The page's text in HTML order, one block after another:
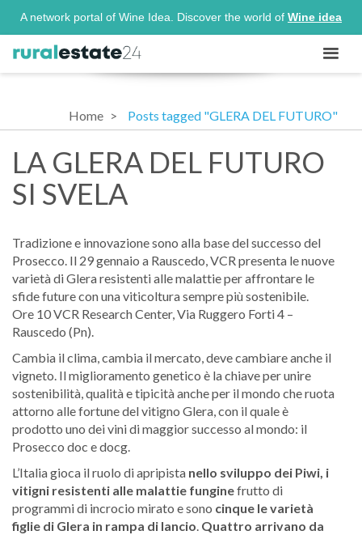
A network portal of Wine Idea. Discover the world of Wine idea
Home Posts tagged "GLERA DEL FUTURO"
LA GLERA DEL FUTURO
SI SVELA
Tradizione e innovazione sono alla base del successo del
Prosecco. Il 29 gennaio a Rauscedo, VCR presenta le nuove
varietà di Glera resistenti alle malattie per affrontare le
sfide future con una viticoltura sempre più sostenibile.
Ore 10 VCR Research Center, Via Ruggero Forti 4 –
Rauscedo (Pn).
Cambia il clima, cambia il mercato, deve cambiare anche il
vigneto. Il miglioramento genetico è la chiave per unire
sostenibilità, qualità e tipicità anche per il mondo che ruota
attorno alle fortune del vitigno Glera, con il quale è
prodotto uno dei vini di maggior successo al mondo: il
Prosecco doc e docg.
L’Italia gioca il ruolo di apripista nello sviluppo dei Piwi, i
vitigni resistenti alle malattie funginefrutto di
programmi di incrocio mirato e sono cinque le varietà
figlie di Glera in rampa di lancio. Quattro arrivano da